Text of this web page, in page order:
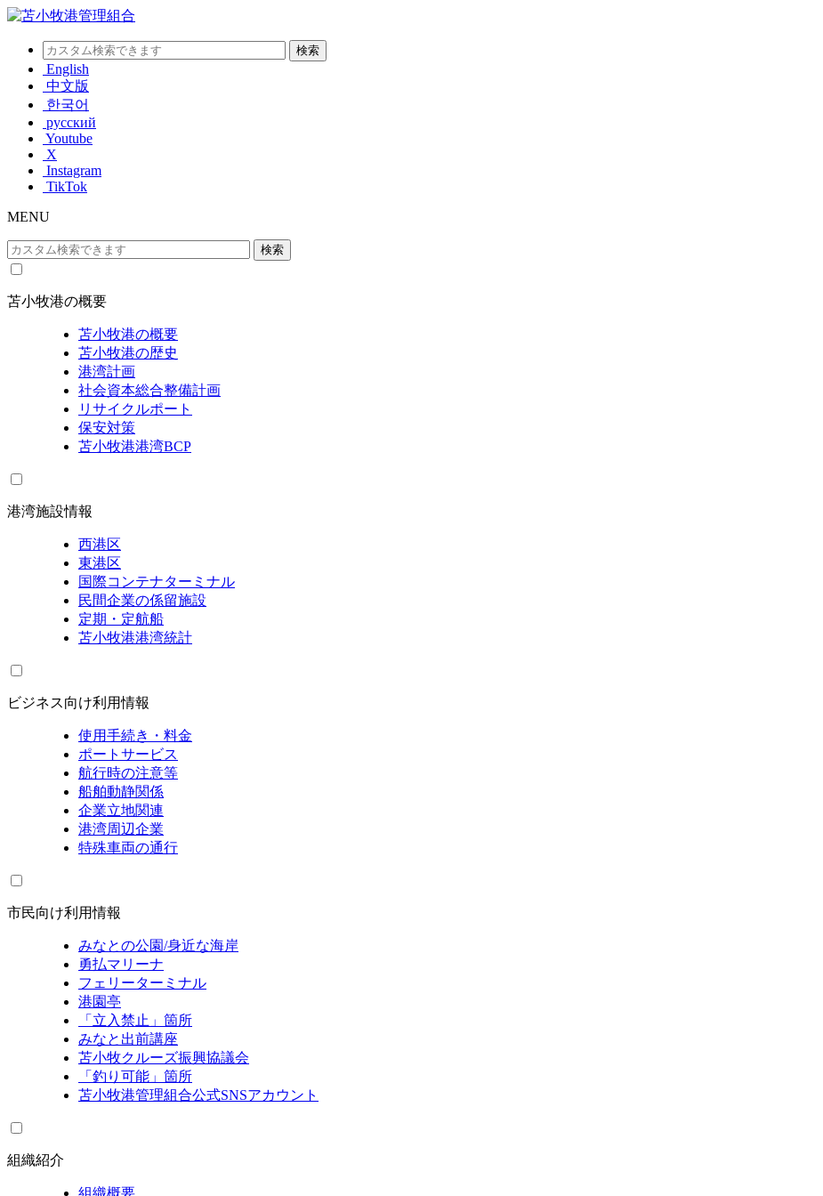
English
中文版
한국어
русский
Youtube
X
Instagram
TikTok
MENU
苫小牧港の概要
苫小牧港の概要
苫小牧港の歴史
港湾計画
社会資本総合整備計画
リサイクルポート
保安対策
苫小牧港港湾BCP
港湾施設情報
西港区
東港区
国際コンテナターミナル
民間企業の係留施設
定期・定航船
苫小牧港港湾統計
ビジネス向け利用情報
使用手続き・料金
ポートサービス
航行時の注意等
船舶動静関係
企業立地関連
港湾周辺企業
特殊車両の通行
市民向け利用情報
みなとの公園/身近な海岸
勇払マリーナ
フェリーターミナル
港園亭
「立入禁止」箇所
みなと出前講座
苫小牧クルーズ振興協議会
「釣り可能」箇所
苫小牧港管理組合公式SNSアカウント
組織紹介
組織概要